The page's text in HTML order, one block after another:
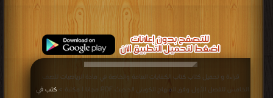
قراءة و تحميل كتاب كتاب الكفايات العامة والخاصة في مادة الرياضيات للصف
الخامس للفصل الأول وفق المنهاج الكويتي الحديث PDF مجانا | مكتبة >
كتب في